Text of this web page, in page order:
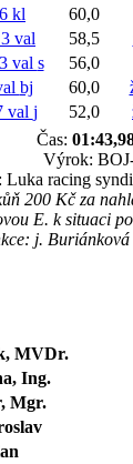
kl 60,0
val 58,5
val s 56,0
bj 60,0
val j 52,0
Čas:
Výrok:
Luka racing
200 Kč za
E. k situaci
j.
MVDr.
Ing.
Mgr.